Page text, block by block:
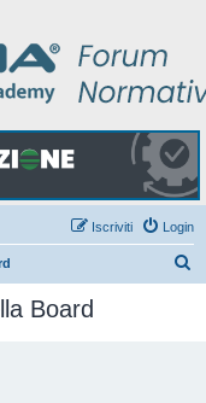
Login
Iscriviti
Board